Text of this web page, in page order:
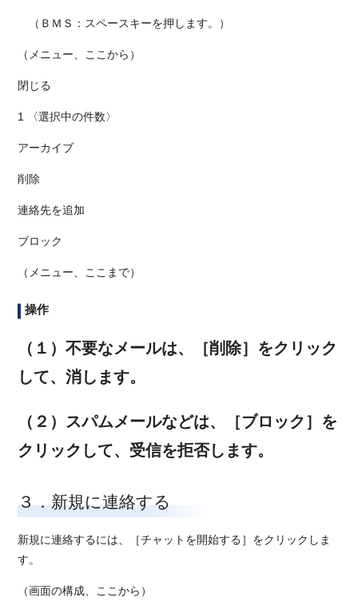
（ＢＭＳ：スペースキーを押します。）
（メニュー、ここから）
閉じる
1 〈選択中の件数〉
アーカイブ
削除
連絡先を追加
ブロック
（メニュー、ここまで）
操作
（１）不要なメールは、［削除］をクリック
して、消します。
（２）スパムメールなどは、［ブロック］を
クリックして、受信を拒否します。
３．新規に連絡する
新規に連絡するには、［チャットを開始する］をクリックしま
す。
（画面の構成、ここから）